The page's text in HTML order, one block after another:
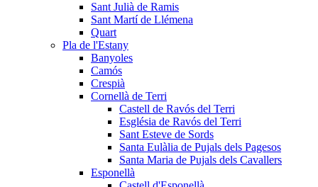
Sant Julià de Ramis
Sant Martí de Llémena
Quart
Pla de l'Estany
Banyoles
Camós
Crespià
Cornellà de Terri
Castell de Ravós del Terri
Església de Ravós del Terri
Sant Esteve de Sords
Santa Eulàlia de Pujals dels Pagesos
Santa Maria de Pujals dels Cavallers
Esponellà